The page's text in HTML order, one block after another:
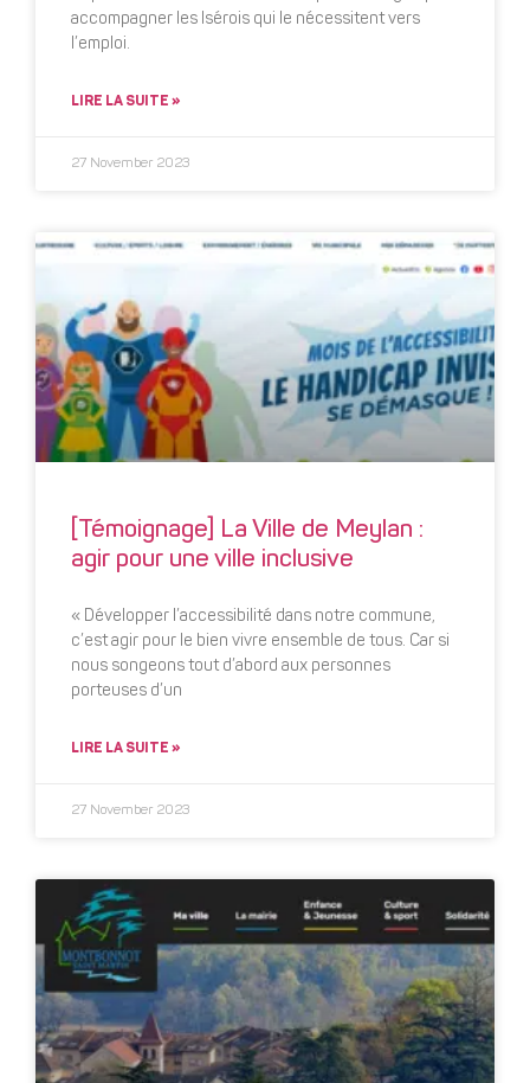
accompagner les Isérois qui le nécessitent vers
l’emploi.
LIRE LA SUITE »
27 November 2023
[Témoignage] La Ville de Meylan :
agir pour une ville inclusive
« Développer l’accessibilité dans notre commune,
c’est agir pour le bien vivre ensemble de tous. Car si
nous songeons tout d’abord aux personnes
porteuses d’un
LIRE LA SUITE »
27 November 2023